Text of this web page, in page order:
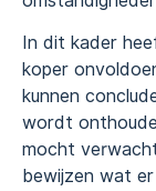
In dit kader
koper
kunnen
wordt
mocht
bewijzen wat